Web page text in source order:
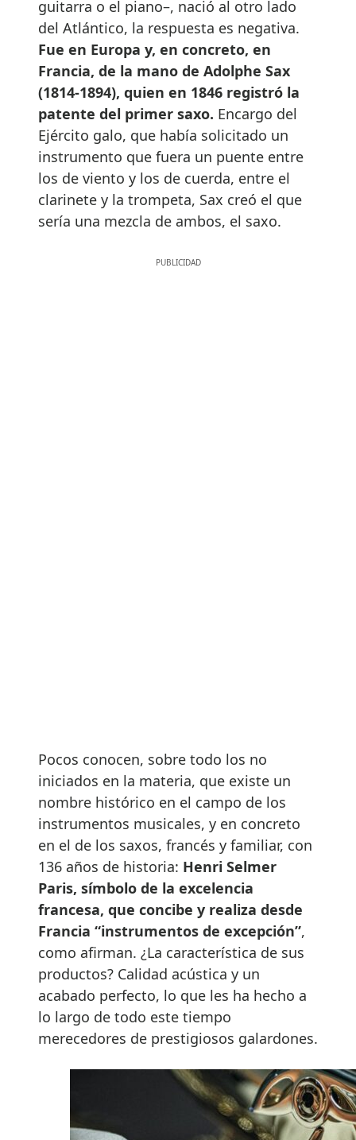
guitarra o el piano–, nació al otro lado
del Atlántico, la respuesta es negativa.
Fue en Europa y, en concreto, en
Francia, de la mano de Adolphe Sax
(1814-1894), quien en 1846 registró la
patente del primer saxo. Encargo del
Ejército galo, que había solicitado un
instrumento que fuera un puente entre
los de viento y los de cuerda, entre el
clarinete y la trompeta, Sax creó el que
sería una mezcla de ambos, el saxo.
Pocos conocen, sobre todo los no
iniciados en la materia, que existe un
nombre histórico en el campo de los
instrumentos musicales, y en concreto
en el de los saxos, francés y familiar, con
136 años de historia: Henri Selmer
Paris, símbolo de la excelencia
francesa, que concibe y realiza desde
Francia “instrumentos de excepción”,
como afirman. ¿La característica de sus
productos? Calidad acústica y un
acabado perfecto, lo que les ha hecho a
lo largo de todo este tiempo
merecedores de prestigiosos galardones.